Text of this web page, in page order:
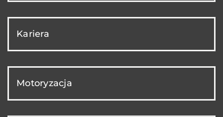
Kariera
Motoryzacja